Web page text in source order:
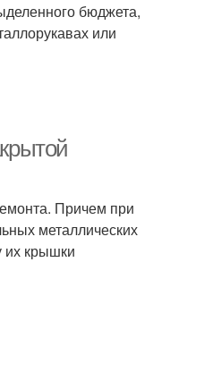
бюджета,
или
Причем при
металлических
их крышки